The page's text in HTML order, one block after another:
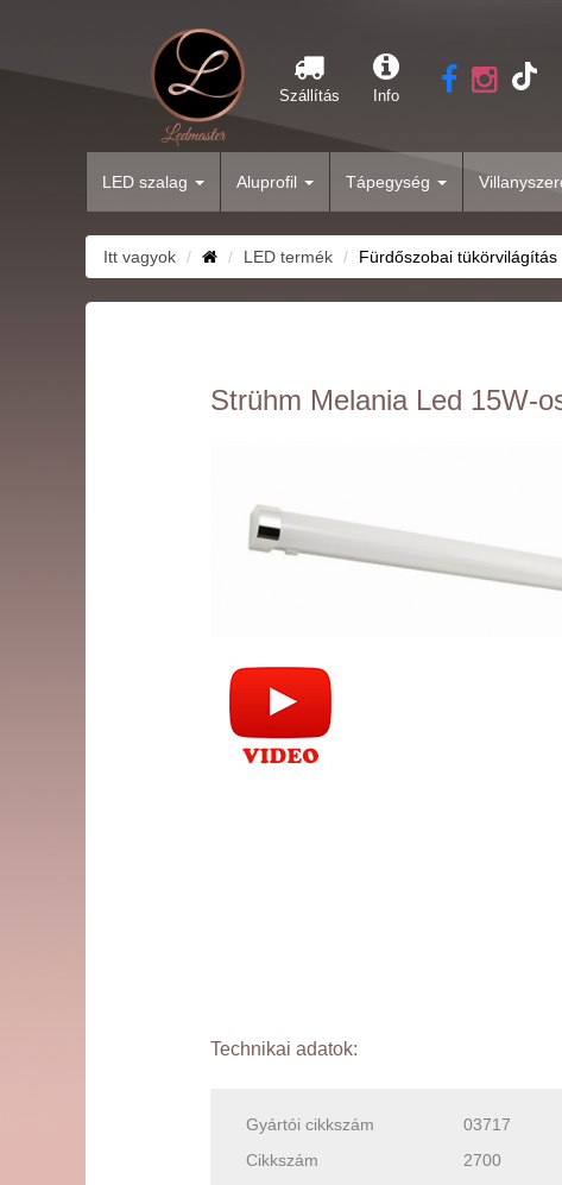
Szállítás Info
LED szalag Aluprofil Tápegység
Itt vagyok LED termék Fürdőszobai tükörvilágítás
Strühm Melania Led 15W-
Technikai adatok:
Gyártói cikkszám
03717
Cikkszám
2700